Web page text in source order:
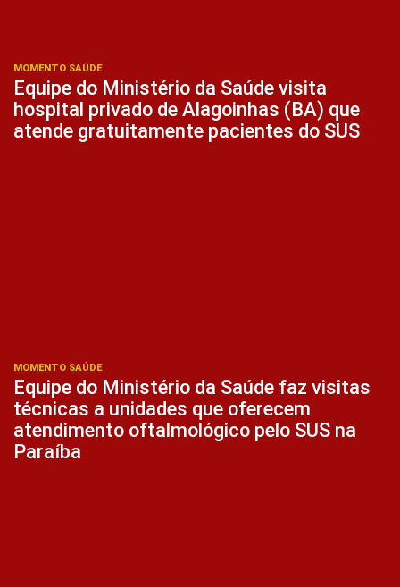
MOMENTO SAÚDE
Equipe do Ministério da Saúde visita
hospital privado de Alagoinhas (BA) que
atende gratuitamente pacientes do SUS
MOMENTO SAÚDE
Equipe do Ministério da Saúde faz visitas
técnicas a unidades que oferecem
atendimento oftalmológico pelo SUS na
Paraíba